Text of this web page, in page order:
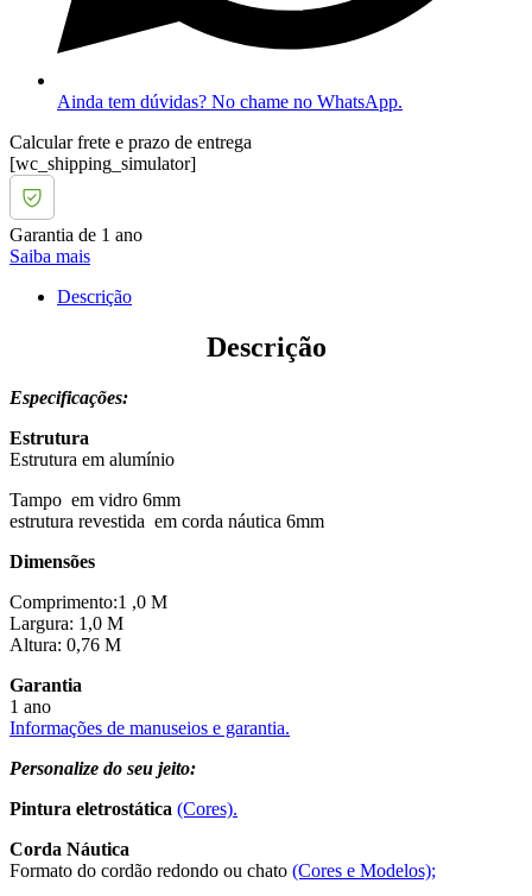
Ainda tem dúvidas? No chame no WhatsApp.
Calcular frete e prazo de entrega
[wc_shipping_simulator]
Garantia de 1 ano
Saiba mais
Descrição
Descrição
Especificações:
Estrutura
Estrutura em alumínio
Tampo em vidro 6mm
estrutura revestida em corda náutica 6mm
Dimensões
Comprimento:1 ,0 M
Largura: 1,0 M
Altura: 0,76 M
Garantia
1 ano
Informações de manuseios e garantia.
Personalize do seu jeito:
Pintura eletrostática (Cores).
Corda Náutica
Formato do cordão redondo ou chato (Cores e Modelos);